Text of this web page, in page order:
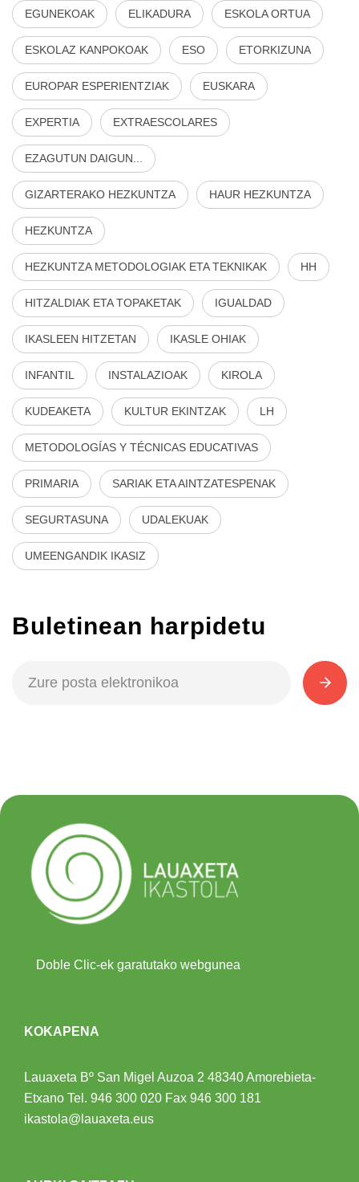
EGUNEKOAK ELIKADURA ESKOLA ORTUA
ESKOLAZ KANPOKOAK ESO ETORKIZUNA
EUROPAR ESPERIENTZIAK EUSKARA
EXPERTIA EXTRAESCOLARES
EZAGUTUN DAIGUN...
GIZARTERAKO HEZKUNTZA HAUR HEZKUNTZA
HEZKUNTZA
HEZKUNTZA METODOLOGIAK ETA TEKNIKAK HH
HITZALDIAK ETA TOPAKETAK IGUALDAD
IKASLEEN HITZETAN IKASLE OHIAK
INFANTIL INSTALAZIOAK KIROLA
KUDEAKETA KULTUR EKINTZAK LH
METODOLOGÍAS Y TÉCNICAS EDUCATIVAS
PRIMARIA SARIAK ETA AINTZATESPENAK
SEGURTASUNA UDALEKUAK
UMEENGANDIK IKASIZ
Buletinean harpidetu
Doble Clic-ek garatutako webgunea
KOKAPENA
Lauaxeta Bº San Migel Auzoa 2 48340 Amorebieta-
Etxano Tel. 946 300 020 Fax 946 300 181
ikastola@lauaxeta.eus